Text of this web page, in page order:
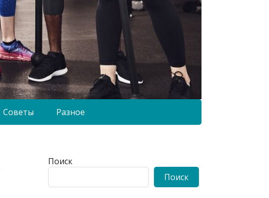
Советы Разное
Поиск
Поиск